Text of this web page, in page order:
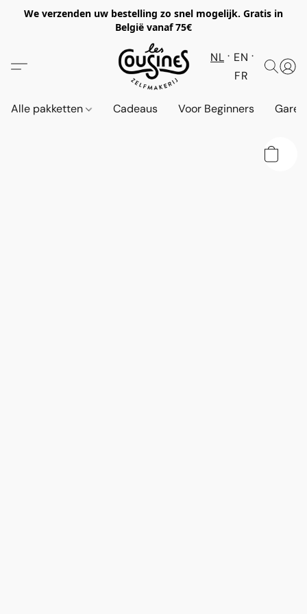
We verzenden uw bestelling zo snel mogelijk. Gratis in
België vanaf 75€
NL
EN
FR
Alle pakketten Cadeaus Voor Beginners